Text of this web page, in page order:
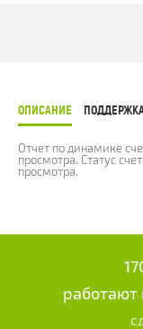
ОПИСАНИЕ
Отчет по динамике
просмотра. Статус
просмотра.